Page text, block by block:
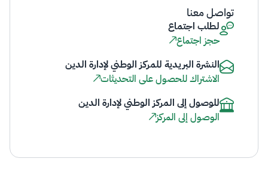
تواصل معنا
​​لطلب اجتماع
حجز اجتماع
النشرة البريدية للمركز الوطني لإدارة الدين
الاشتراك للحصول على التحديثات
للوصول إلى المركز الوطني لإدارة الدين​
الوصول إلى المركز